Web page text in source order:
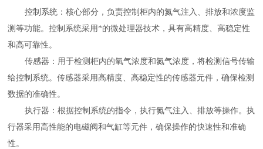
控制系统：核心部分，负责控制柜内的氮气注入、排放和浓度监
测等功能。控制系统采用*的微处理器技术，具有高精度、高稳定性
和高可靠性。
传感器：用于检测柜内的氧气浓度和氮气浓度，将检测信号传输
给控制系统。传感器采用高精度、高稳定性的传感器元件，确保检测
数据的准确性。
执行器：根据控制系统的指令，执行氮气注入、排放等操作。执
行器采用高性能的电磁阀和气缸等元件，确保操作的快速性和准确
性。